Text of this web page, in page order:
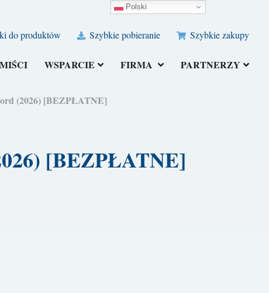
do produktów Szybkie pobieranie Szybkie zakupy
WSPARCIE FIRMA PARTNERZY
(2026) [BEZPŁATNE]
[BEZPŁATNE]
Polski